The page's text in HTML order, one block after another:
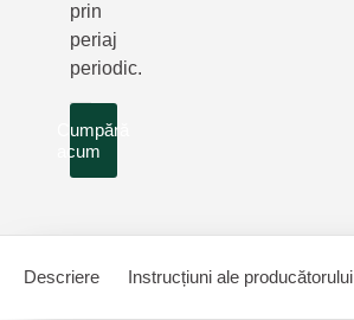
prin
periaj
periodic.
Cumpără
acum
Descriere Instrucțiuni ale producătorului